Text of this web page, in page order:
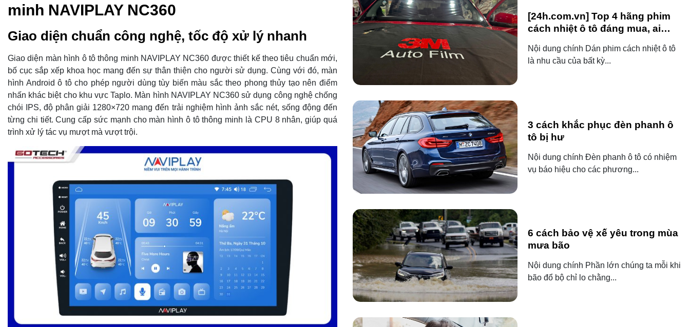
minh NAVIPLAY NC360
Giao diện chuẩn công nghệ, tốc độ xử lý nhanh
Giao diện màn hình ô tô thông minh NAVIPLAY NC360 được thiết kế theo tiêu chuẩn mới,
bố cục sắp xếp khoa học mang đến sự thân thiện cho người sử dụng. Cùng với đó, màn
hình Android ô tô cho phép người dùng tùy biến màu sắc theo phong thủy tạo nên điểm
nhấn khác biệt cho khu vực Taplo. Màn hình NAVIPLAY NC360 sử dụng công nghệ chống
chói IPS, độ phân giải 1280×720 mang đến trải nghiệm hình ảnh sắc nét, sống động đến
từng chi tiết. Cung cấp sức mạnh cho màn hình ô tô thông minh là CPU 8 nhân, giúp quá
trình xử lý tác vụ mượt mà vượt trội.
[24h.com.vn] Top 4 hãng phim
cách nhiệt ô tô đáng mua, ai
Nội dung chính Dán phim cách nhiệt ô tô
là nhu cầu của bất kỳ...
3 cách khắc phục đèn phanh ô
tô bị hư
Nội dung chính Đèn phanh ô tô có nhiệm
vụ báo hiệu cho các phương...
6 cách bảo vệ xế yêu trong mùa
mưa bão
Nội dung chính Phần lớn chúng ta mỗi khi
bão đổ bộ chỉ lo chằng...